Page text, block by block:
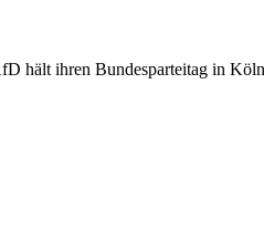
hält ihren Bundesparteitag in